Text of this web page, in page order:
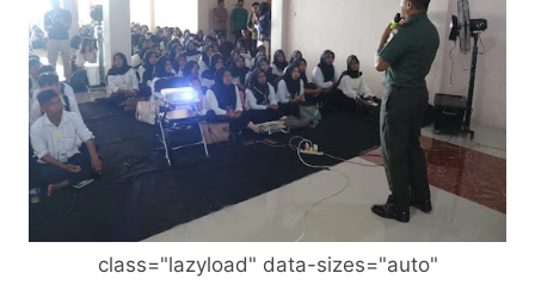
class="lazyload" data-sizes="auto"